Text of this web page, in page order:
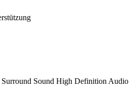
Sound High Definition Audio